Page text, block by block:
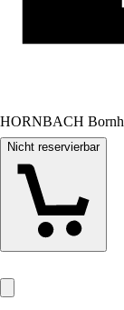
HORNBACH
Nicht reservierbar